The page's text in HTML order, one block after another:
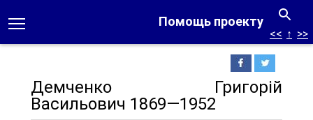
Помощь проекту
<< ↑ >>
Демченко Григорій
Васильович 1869—1952